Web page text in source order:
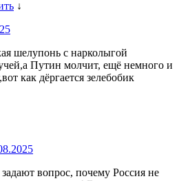
↓
шелупонь с нарколыгой
Путин молчит, ещё немного и
как дёргается зелебобик
вопрос, почему Россия не